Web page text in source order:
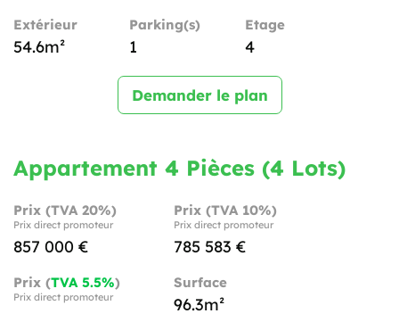
Extérieur
54.6m²
Parking(s)
1
Etage
4
Demander le plan
Appartement 4 Pièces (4 Lots)
Prix (TVA 20%)
Prix direct promoteur
857 000 €
Prix (TVA 10%)
Prix direct promoteur
785 583 €
Prix (TVA 5.5%)
Prix direct promoteur
Surface
96.3m²